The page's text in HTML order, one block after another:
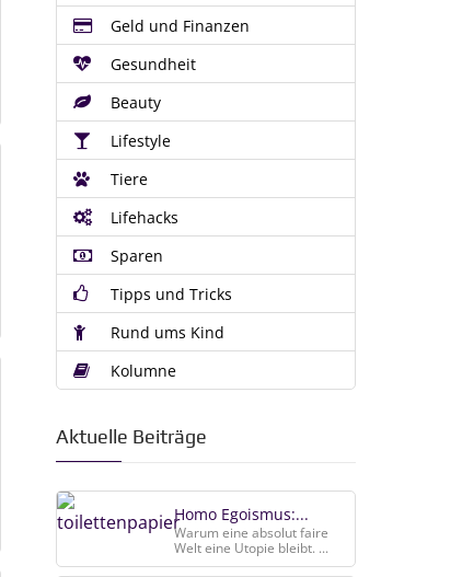
Geld und Finanzen
Gesundheit
Beauty
Lifestyle
Tiere
Lifehacks
Sparen
Tipps und Tricks
Rund ums Kind
Kolumne
Aktuelle Beiträge
Homo Egoismus:...
Warum eine absolut faire
Welt eine Utopie bleibt. ...